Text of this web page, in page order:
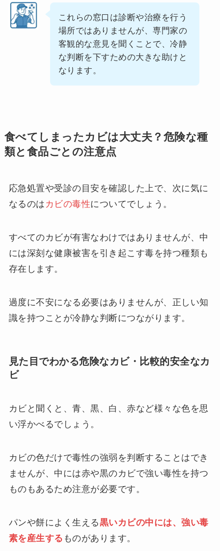
これらの窓口は診断や治療を行う
場所ではありませんが、専門家の
客観的な意見を聞くことで、冷静
な判断を下すための大きな助けと
なります。
食べてしまったカビは大丈夫？危険な種
類と食品ごとの注意点
応急処置や受診の目安を確認した上で、次に気に
なるのは カビの毒性についてでしょう。
すべてのカビが有害なわけではありませんが、中
には深刻な健康被害を引き起こす毒を持つ種類も
存在します。
過度に不安になる必要はありませんが、正しい知
識を持つことが冷静な判断につながります。
見た目でわかる危険なカビ・比較的安全なカ
ビ
カビと聞くと、青、黒、白、赤など様々な色を思
い浮かべるでしょう。
カビの色だけで毒性の強弱を判断することはでき
ませんが、中には赤や黒のカビで強い毒性を持つ
ものもあるため注意が必要です。
パンや餅によく生える黒いカビの中には、強い毒
素を産生する ものがあります。